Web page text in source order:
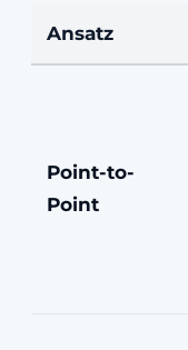
Ansatz
Point-to-
Point